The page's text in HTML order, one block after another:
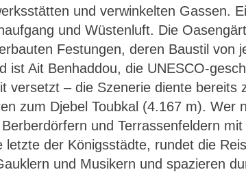
und verwinkelten Gassen.
und Wüstenluft. Die
Festungen, deren Baustil von
ist Ait Benhaddou, die UNESCO-
versetzt – die Szenerie diente bereits
zum Djebel Toubkal (4.167 m). Wer
und Terrassenfeldern
letzte der Königsstädte, rundet die
und Musikern und spazieren